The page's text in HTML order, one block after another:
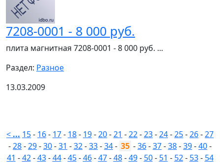
7208-0001 - 8 000 руб.
плита магнитная 7208-0001 - 8 000 руб. ...
Раздел: Разное
13.03.2009
< ... 15- 16- 17- 18- 19-20-21 -22-23-24-25-26-27
-28-29-30-31 -32-33-34- 35 -36-37-38-39-40-
41 -42-43-44-45-46-47-48-49- 50- 51 - 52- 53- 54